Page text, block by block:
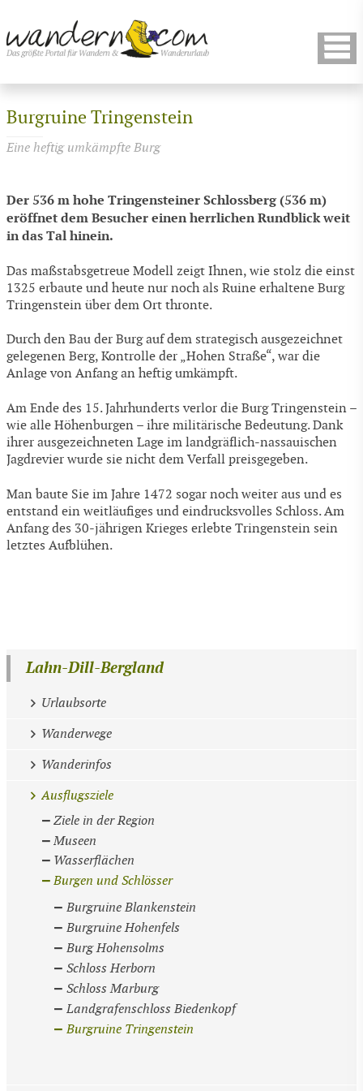
Burgruine Tringenstein
Eine heftig umkämpfte Burg
Der 536 m hohe Tringensteiner Schlossberg (536 m)
eröffnet dem Besucher einen herrlichen Rundblick weit
in das Tal hinein.
Das maßstabsgetreue Modell zeigt Ihnen, wie stolz die einst
1325 erbaute und heute nur noch als Ruine erhaltene Burg
Tringenstein über dem Ort thronte.
Durch den Bau der Burg auf dem strategisch ausgezeichnet
gelegenen Berg, Kontrolle der „Hohen Straße“, war die
Anlage von Anfang an heftig umkämpft.
Am Ende des 15. Jahrhunderts verlor die Burg Tringenstein –
wie alle Höhenburgen – ihre militärische Bedeutung. Dank
ihrer ausgezeichneten Lage im landgräflich-nassauischen
Jagdrevier wurde sie nicht dem Verfall preisgegeben.
Man baute Sie im Jahre 1472 sogar noch weiter aus und es
entstand ein weitläufiges und eindrucksvolles Schloss. Am
Anfang des 30-jährigen Krieges erlebte Tringenstein sein
letztes Aufblühen.
Lahn-Dill-Bergland
Urlaubsorte
Wanderwege
Wanderinfos
Ausflugsziele
Ziele in der Region
Museen
Wasserflächen
Burgen und Schlösser
Burgruine Blankenstein
Burgruine Hohenfels
Burg Hohensolms
Schloss Herborn
Schloss Marburg
Landgrafenschloss Biedenkopf
Burgruine Tringenstein